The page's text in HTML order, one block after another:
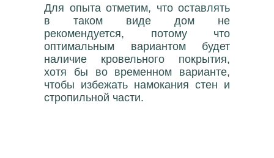
Для опыта отметим, что оставлять
в таком виде дом не
рекомендуется, потому что
оптимальным вариантом будет
наличие кровельного покрытия,
хотя бы во временном варианте,
чтобы избежать намокания стен и
стропильной части.